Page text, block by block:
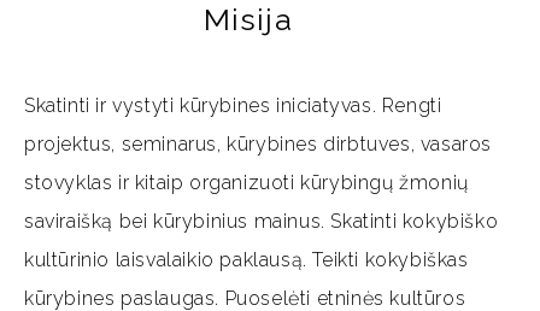
Misija
Skatinti ir vystyti kūrybines iniciatyvas. Rengti
projektus, seminarus, kūrybines dirbtuves, vasaros
stovyklas ir kitaip organizuoti kūrybingų žmonių
saviraišką bei kūrybinius mainus. Skatinti kokybiško
kultūrinio laisvalaikio paklausą. Teikti kokybiškas
kūrybines paslaugas. Puoselėti etninės kultūros